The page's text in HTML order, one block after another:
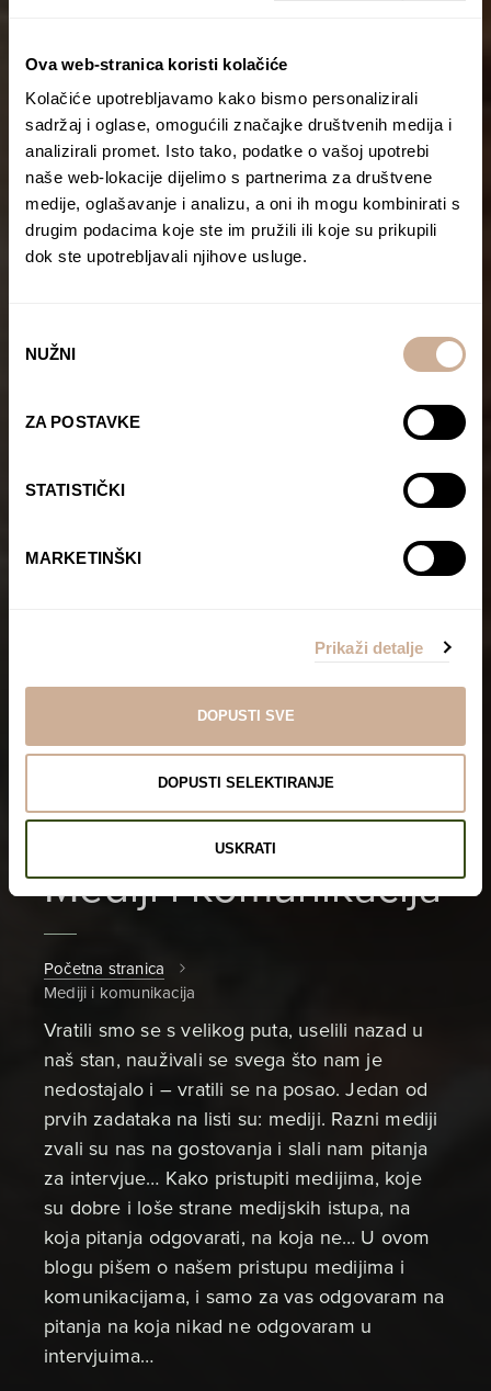
Ova web-stranica koristi kolačiće
Kolačiće upotrebljavamo kako bismo personalizirali
sadržaj i oglase, omogućili značajke društvenih medija i
analizirali promet. Isto tako, podatke o vašoj upotrebi
naše web-lokacije dijelimo s partnerima za društvene
medije, oglašavanje i analizu, a oni ih mogu kombinirati s
drugim podacima koje ste im pružili ili koje su prikupili
dok ste upotrebljavali njihove usluge.
pristanka
NUŽNI
ZA POSTAVKE
STATISTIČKI
MARKETINŠKI
Prikaži detalje
DOPUSTI SVE
DOPUSTI SELEKTIRANJE
USKRATI
Mediji i komunikacija
Početna stranica
Mediji i komunikacija
Vratili smo se s velikog puta, uselili nazad u
naš stan, nauživali se svega što nam je
nedostajalo i – vratili se na posao. Jedan od
prvih zadataka na listi su: mediji. Razni mediji
zvali su nas na gostovanja i slali nam pitanja
za intervjue… Kako pristupiti medijima, koje
su dobre i loše strane medijskih istupa, na
koja pitanja odgovarati, na koja ne… U ovom
blogu pišem o našem pristupu medijima i
komunikacijama, i samo za vas odgovaram na
pitanja na koja nikad ne odgovaram u
intervjuima…